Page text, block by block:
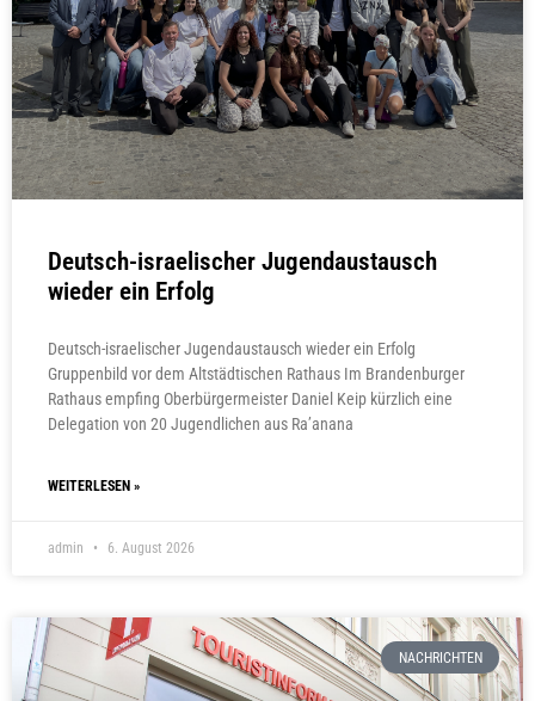
Deutsch-israelischer Jugendaustausch
wieder ein Erfolg
Deutsch-israelischer Jugendaustausch wieder ein Erfolg
Gruppenbild vor dem Altstädtischen Rathaus Im Brandenburger
Rathaus empfing Oberbürgermeister Daniel Keip kürzlich eine
Delegation von 20 Jugendlichen aus Ra’anana
WEITERLESEN »
admin 6. August 2026
NACHRICHTEN